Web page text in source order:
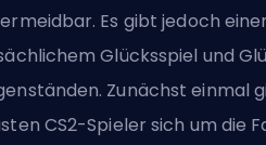
Es gibt jedoch
Glücksspiel und
Zunächst einmal
CS2-Spieler sich um die